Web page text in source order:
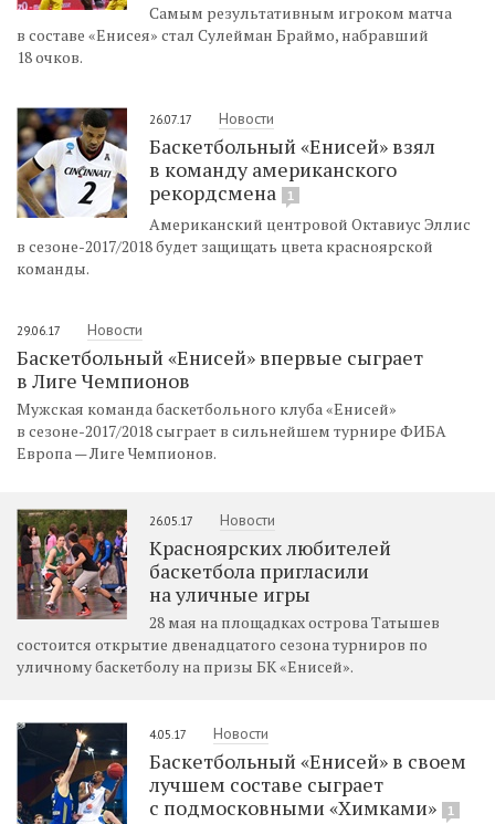
Самым результативным игроком матча
в составе «Енисея» стал Сулейман Браймо, набравший
18 очков.
26.07.17 Новости
Баскетбольный «Енисей» взял
в команду американского
рекордсмена
1
Американский центровой Октавиус Эллис
в сезоне-2017/2018 будет защищать цвета красноярской
команды.
29.06.17 Новости
Баскетбольный «Енисей» впервые сыграет
в Лиге Чемпионов
Мужская команда баскетбольного клуба «Енисей»
в сезоне-2017/2018 сыграет в сильнейшем турнире ФИБА
Европа — Лиге Чемпионов.
26.05.17 Новости
Красноярских любителей
баскетбола пригласили
на уличные игры
28 мая на площадках острова Татышев
состоится открытие двенадцатого сезона турниров по
уличному баскетболу на призы БК «Енисей».
4.05.17 Новости
Баскетбольный «Енисей» в своем
лучшем составе сыграет
с подмосковными «Химками»
1